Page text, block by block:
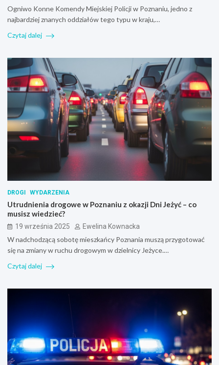
Ogniwo Konne Komendy Miejskiej Policji w Poznaniu, jedno z
najbardziej znanych oddziałów tego typu w kraju,…
Czytaj dalej
DROGI WYDARZENIA
Utrudnienia drogowe w Poznaniu z okazji Dni Jeżyć – co
musisz wiedzieć?
19 września 2025 Ewelina Kownacka
W nadchodzącą sobotę mieszkańcy Poznania muszą przygotować
się na zmiany w ruchu drogowym w dzielnicy Jeżyce.…
Czytaj dalej